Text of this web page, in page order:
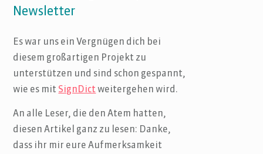
Newsletter
Es war uns ein Vergnügen dich bei
diesem großartigen Projekt zu
unterstützen und sind schon gespannt,
wie es mit SignDict weitergehen wird.
An alle Leser, die den Atem hatten,
diesen Artikel ganz zu lesen: Danke,
dass ihr mir eure Aufmerksamkeit